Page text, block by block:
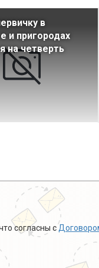
в
и пригородах
на четверть
согласны с